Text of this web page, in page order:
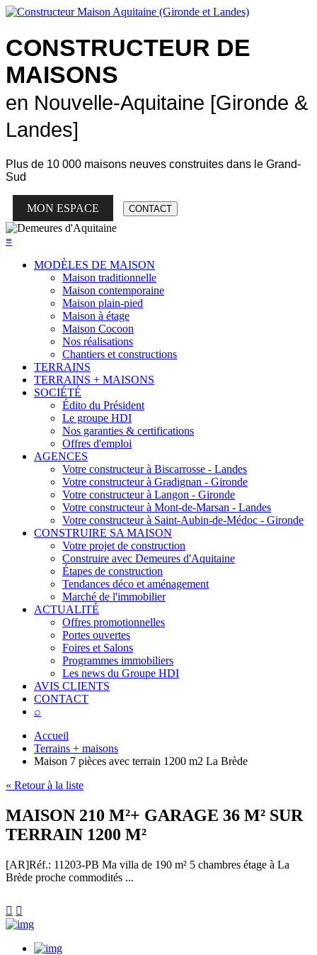
CONSTRUCTEUR DE
MAISONS
en Nouvelle-Aquitaine [Gironde &
Landes]
Plus de 10 000 maisons neuves construites dans le Grand-
Sud
MON ESPACE CONTACT
≡
MODÈLES DE MAISON
Maison traditionnelle
Maison contemporaine
Maison plain-pied
Maison à étage
Maison Cocoon
Nos réalisations
Chantiers et constructions
TERRAINS
TERRAINS + MAISONS
SOCIÉTÉ
Édito du Président
Le groupe HDI
Nos garanties & certifications
Offres d'emploi
AGENCES
Votre constructeur à Biscarrosse - Landes
Votre constructeur à Gradignan - Gironde
Votre constructeur à Langon - Gironde
Votre constructeur à Mont-de-Marsan - Landes
Votre constructeur à Saint-Aubin-de-Médoc - Gironde
CONSTRUIRE SA MAISON
Votre projet de construction
Construire avec Demeures d'Aquitaine
Étapes de construction
Tendances déco et aménagement
Marché de l'immobilier
ACTUALITÉ
Offres promotionnelles
Portes ouvertes
Foires et Salons
Programmes immobiliers
Les news du Groupe HDI
AVIS CLIENTS
CONTACT
⌕
Accueil
Terrains + maisons
Maison 7 pièces avec terrain 1200 m2 La Brède
« Retour à la liste
MAISON 210 M²+ GARAGE 36 M² SUR
TERRAIN 1200 M²
[AR]Réf.: 11203-PB Ma villa de 190 m² 5 chambres étage à La
Brède proche commodités ...
 